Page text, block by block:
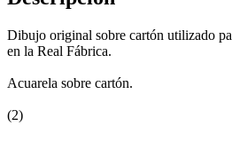
Dibujo original sobre cartón utilizado
en la Real Fábrica.
Acuarela sobre cartón.
(2)